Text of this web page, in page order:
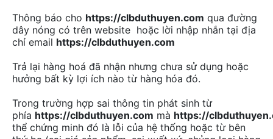
Thông báo cho https://clbduthuyen.com qua đường
dây nóng có trên website hoặc lời nhập nhắn tại địa
chỉ email https://clbduthuyen.com
Trả lại hàng hoá đã nhận nhưng chưa sử dụng hoặc
hưởng bất kỳ lợi ích nào từ hàng hóa đó.
Trong trường hợp sai thông tin phát sinh từ
phía https://clbduthuyen.com mà https://
thể chứng minh đó là lỗi của hệ thống hoặc từ bên